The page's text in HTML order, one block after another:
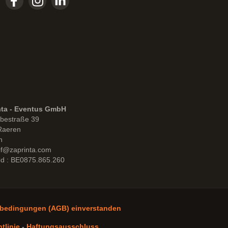
- Eventus GmbH
39
: BE0875.865.260
(AGB) einverstanden